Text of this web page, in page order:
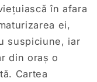
în afara
ei,
suspiciune, iar
din oraș o
Cartea